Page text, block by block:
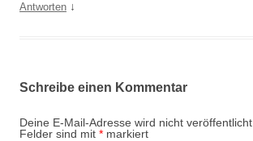
Antworten ↓
Schreibe einen Kommentar
Deine E-Mail-Adresse wird nicht veröffentlicht.
Felder sind mit * markiert